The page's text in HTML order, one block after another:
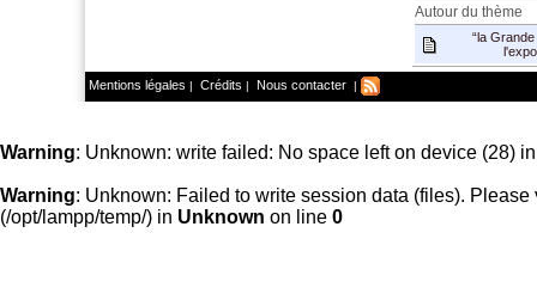
Autour du thème
“la
Mentions légales | Crédits | Nous contacter |
Warning: Unknown: write failed: No space left on device (28)
Warning: Unknown: Failed to write session data (files).
(/opt/lampp/temp/) in Unknown on line 0